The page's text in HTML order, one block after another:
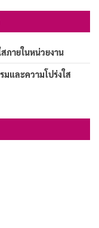
ภายในหน่วยงาน
มและความโปร่งใส